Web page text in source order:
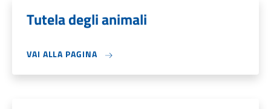
Tutela degli animali
VAI ALLA PAGINA